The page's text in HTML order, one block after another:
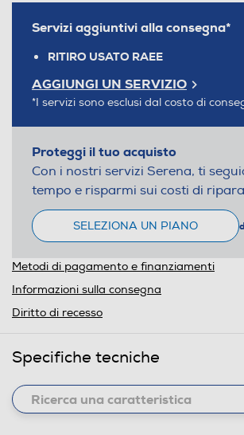
Servizi aggiuntivi alla consegna*
RITIRO USATO RAEE
AGGIUNGI UN SERVIZIO
*I servizi sono esclusi dal costo di
Proteggi il tuo acquisto
Con i nostri servizi Serena, ti
tempo e risparmi sui costi di
SELEZIONA UN PIANO
Metodi di pagamento e finanziamenti
Informazioni sulla consegna
Diritto di recesso
Specifiche tecniche